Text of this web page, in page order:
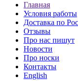
Главная
Условия работы
Доставка по
Отзывы
Про нас пишут
Новости
Про носки
Контакты
English